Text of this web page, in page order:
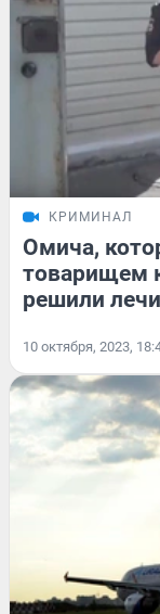
КРИМИНАЛ
Омича,
товарищем
решили
10 октября, 2023,